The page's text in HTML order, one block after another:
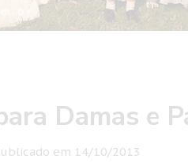
Damas e
em 14/10/2013